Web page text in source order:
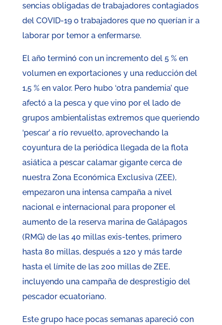
sencias obligadas de trabajadores contagiados
del COVID-19 o trabajadores que no querían ir a
laborar por temor a enfermarse.
El año terminó con un incremento del 5 % en
volumen en exportaciones y una reducción del
1,5 % en valor. Pero hubo ‘otra pandemia’ que
afectó a la pesca y que vino por el lado de
grupos ambientalistas extremos que queriendo
‘pescar’ a río revuelto, aprovechando la
coyuntura de la periódica llegada de la flota
asiática a pescar calamar gigante cerca de
nuestra Zona Económica Exclusiva (ZEE),
empezaron una intensa campaña a nivel
nacional e internacional para proponer el
aumento de la reserva marina de Galápagos
(RMG) de las 40 millas exis-tentes, primero
hasta 80 millas, después a 120 y más tarde
hasta el límite de las 200 millas de ZEE,
incluyendo una campaña de desprestigio del
pescador ecuatoriano.
Este grupo hace pocas semanas apareció con